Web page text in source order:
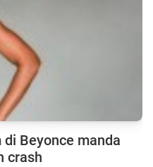
Beyonce manda
crash